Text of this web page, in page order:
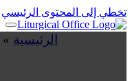
تخطي إلى المحتوى الرئيسي
الرئيسية »